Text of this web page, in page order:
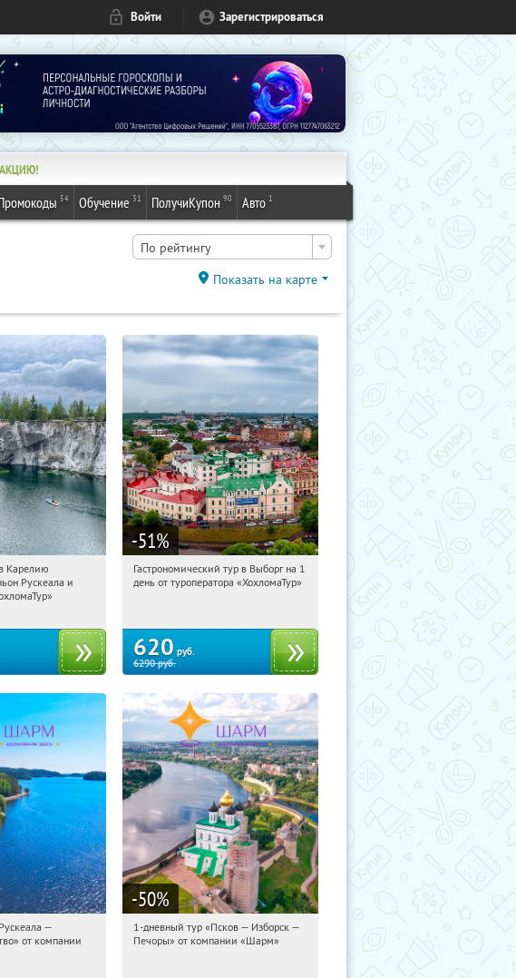
Войти Зарегистрироваться
54 Обучение 31 ПолучиКупон 90 Авто 1
По рейтингу
Показать на карте
Купили:
Карелию
Рускеала и
-51%
16:13:35 Купили:5
Гастрономический тур в Выборг на 1
день от туроператора «ХохломаТур»
620 руб.
6290руб.
Купили:
—
от компании
-50%
16:13:35 Купили:12
1-дневный тур «Псков — Изборск —
Печоры» от компании «Шарм»